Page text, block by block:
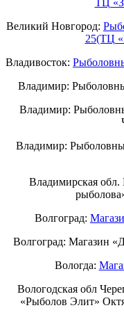
Великий Новгород:
25(ТЦ
Владивосток:
Владимир:
Владимир:
Владимир:
Владимирская
Волгоград:
Волгоград: Магазин
Вологда:
Вологодская обл
«Рыболов Элит»